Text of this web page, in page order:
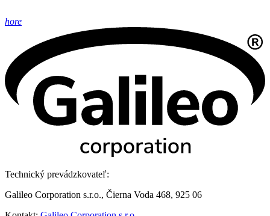
hore
Technický prevádzkovateľ:
Galileo Corporation s.r.o., Čierna Voda 468, 925 06